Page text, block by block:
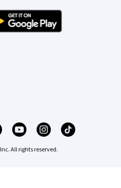
All rights reserved.